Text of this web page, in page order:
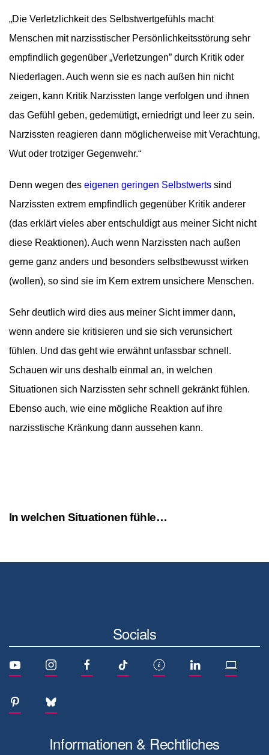
„Die Verletzlichkeit des Selbstwertgefühls macht
Menschen mit narzisstischer Persönlichkeitsstörung sehr
empfindlich gegenüber „Verletzungen” durch Kritik oder
Niederlagen. Auch wenn sie es nach außen hin nicht
zeigen, kann Kritik Narzissten lange verfolgen und ihnen
das Gefühl geben, gedemütigt, erniedrigt und leer zu sein.
Narzissten reagieren dann möglicherweise mit Verachtung,
Wut oder trotziger Gegenwehr.“
Denn wegen des eigenen geringen Selbstwerts sind
Narzissten extrem empfindlich gegenüber Kritik anderer
(das erklärt vieles aber entschuldigt aus meiner Sicht nicht
diese Reaktionen). Auch wenn Narzissten nach außen
gerne ganz anders und besonders selbstbewusst wirken
(wollen), so sind sie im Kern extrem unsichere Menschen.
Sehr deutlich wird dies aus meiner Sicht immer dann,
wenn andere sie kritisieren und sie sich verunsichert
fühlen. Und das geht wie erwähnt unfassbar schnell.
Schauen wir uns deshalb einmal an, in welchen
Situationen sich Narzissten sehr schnell gekränkt fühlen.
Ebenso auch, wie eine mögliche Reaktion auf ihre
narzisstische Kränkung dann aussehen kann.
In welchen Situationen fühle…
Socials
Informationen & Rechtliches